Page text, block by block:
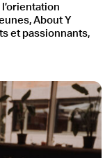
About Y
et passionnants,